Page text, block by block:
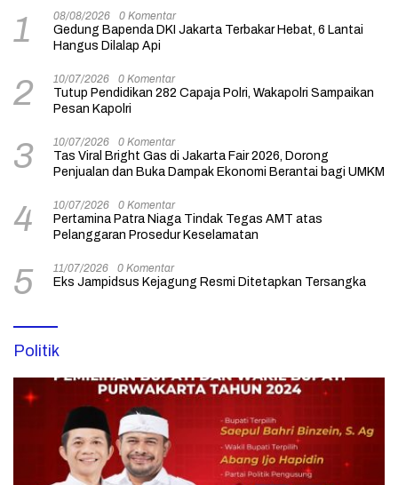
1 08/08/2026 0 Komentar
Gedung Bapenda DKI Jakarta Terbakar Hebat, 6 Lantai
Hangus Dilalap Api
2 10/07/2026 0 Komentar
Tutup Pendidikan 282 Capaja Polri, Wakapolri Sampaikan
Pesan Kapolri
3 10/07/2026 0 Komentar
Tas Viral Bright Gas di Jakarta Fair 2026, Dorong
Penjualan dan Buka Dampak Ekonomi Berantai bagi UMKM
4 10/07/2026 0 Komentar
Pertamina Patra Niaga Tindak Tegas AMT atas
Pelanggaran Prosedur Keselamatan
5 11/07/2026 0 Komentar
Eks Jampidsus Kejagung Resmi Ditetapkan Tersangka
Politik